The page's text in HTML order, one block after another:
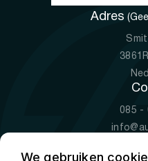
Adres
085 -
We gebruiken